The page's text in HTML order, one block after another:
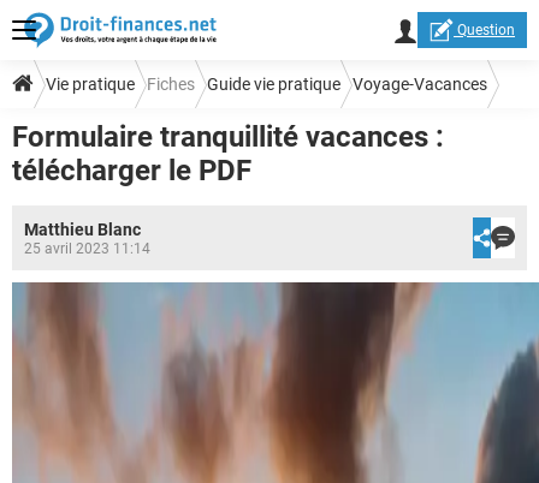
Question
Vie pratique Fiches Guide vie pratique Voyage-Vacances
Formulaire tranquillité vacances :
télécharger le PDF
Matthieu Blanc
25 avril 2023 11:14